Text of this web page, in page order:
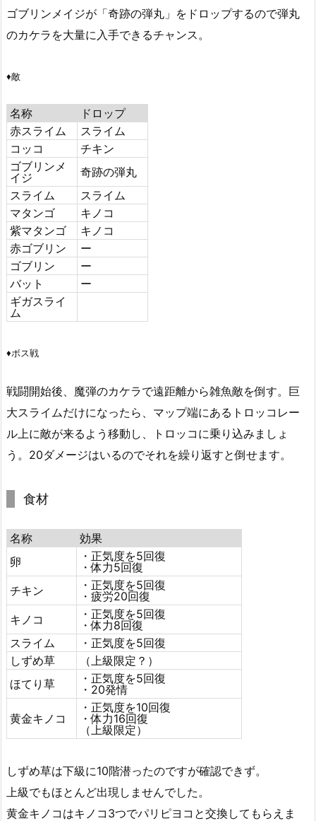
ゴブリンメイジが「奇跡の弾丸」をドロップするので弾丸
のカケラを大量に入手できるチャンス。
♦敵
名称
ドロップ
赤スライム
スライム
コッコ
チキン
ゴブリンメ
イジ
奇跡の弾丸
スライム
スライム
マタンゴ
キノコ
紫マタンゴ
キノコ
赤ゴブリン
ー
ゴブリン
ー
バット
ー
ギガスライ
ム
♦ボス戦
戦闘開始後、魔弾のカケラで遠距離から雑魚敵を倒す。巨
大スライムだけになったら、マップ端にあるトロッコレー
ル上に敵が来るよう移動し、トロッコに乗り込みましょ
う。20ダメージはいるのでそれを繰り返すと倒せます。
食材
名称
効果
卵
・正気度を5回復
・体力5回復
チキン
・正気度を5回復
・疲労20回復
キノコ
・正気度を5回復
・体力8回復
スライム
・正気度を5回復
しずめ草
（上級限定？）
ほてり草
・正気度を5回復
・20発情
黄金キノコ
・正気度を10回復
・体力16回復
（上級限定）
しずめ草は下級に10階潜ったのですが確認できず。
上級でもほとんど出現しませんでした。
黄金キノコはキノコ3つでパリピヨコと交換してもらえま